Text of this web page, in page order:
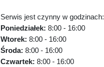
Serwis jest czynny w godzinach:
Poniedziałek: 8:00 - 16:00
Wtorek: 8:00 - 16:00
Środa: 8:00 - 16:00
Czwartek: 8:00 - 16:00